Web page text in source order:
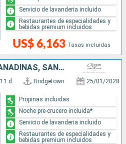
US$ 6,163 Tasas incluidas
Servicio de lavanderia incluido
Restaurantes de especialidades y
bebidas premium incluidos
SAN VINCENT Y LAS GRANADINAS, SANTA LUCIA, FRANCIA, ESTADOS UNIDOS, DOMINICA, BARBADOS
11 d Bridgetown 25/01/2028
Propinas incluidas
Noche pre-crucero incluida*
Servicio de lavanderia incluido
Restaurantes de especialidades y
bebidas premium incluidos